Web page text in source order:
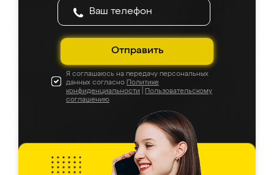
Отправить
Я соглашаюсь на передачу персональных
данных согласно Политике
конфиденциальности
Пользовательскому
соглашению